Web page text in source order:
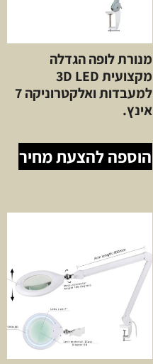
מנורת לופה הגדלה
מקצועית 3D LED
למעבדות ואלקטרוניקה 7
אינץ.
הוספה להצעת מחיר